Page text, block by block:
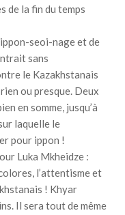
de la fin du temps
seoi-nage et de
sans
le Kazakhstanais
ou presque. Deux
en somme, jusqu’à
laquelle le
pour ippon !
Luka Mkheidze :
l’attentisme et
! Khyar
Il sera tout de même